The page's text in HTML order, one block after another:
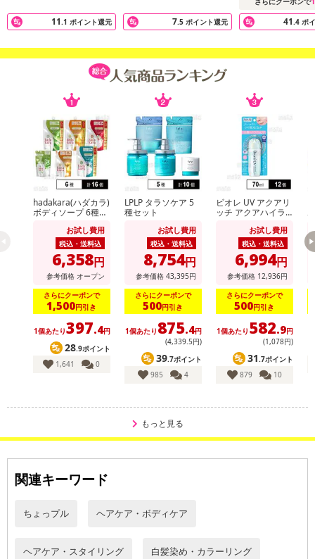
注意事項
【キャンセルについて】
※お申込み後のキャンセルはお受けできません。
記載されている内容を必ずご確認いただき、お届けする商品セット
にご納得いただきましたうえでお申し込みください。
※パッケージ変更や商品リニューアル(成分など含む)等により、参考
また、[新たな加工食品の原料原産地表示制度]の経過措置期間の終
によるお申込み後のキャンセル・返品交換は対応いたしかねます。
【お支払いについて】
※d払い、PayPay、au PAY、au PAY(auかんたん決済)、ソフトバン
11.1 ポイント還元 7.5 ポイント還元 41.4 ポ
hadakara(ハダカラ)
ボディソープ 6種セ
お試し費用
税込・送料込
6,358円
参考価格 オープン
さらにクーポンで
1,500円引き
1個あたり397.4円
28.9ポイント
1,641
0
LPLP タラソケア 5
種セット
お試し費用
税込・送料込
8,754円
参考価格 43,395円
さらにクーポンで
500円引き
1個あたり 875.4円
(4,339.5円)
39.7ポイント
985
4
ビオレ UV アクアリ
ッチ アクアハイラ
ml ※商品改廃に伴
う特別お試し費用
お試し費用
税込・送料込
6,994円
参考価格 12,936円
さらにクーポンで
500円引き
1個あたり 582.9円
(1,078円)
31.7ポイント
879
10
もっと見る
関連キーワード
ちょっプル ヘアケア・ボディケア
ヘアケア・スタイリング 白髪染め・カラーリング